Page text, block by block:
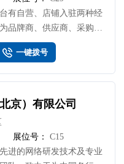
有自营、店铺入驻两种经
品牌商、供应商、采购
户提供全面的智能建筑产
一键拨号
京）有限公司
展位号：
C15
进的网络研发技术及专业